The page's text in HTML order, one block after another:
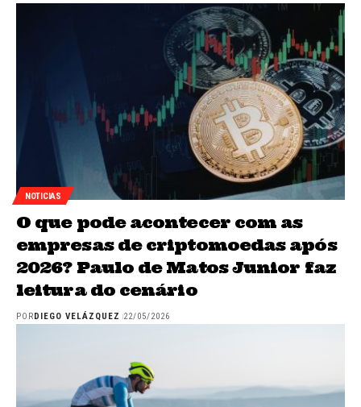
NOTICIAS
O que pode acontecer com as
empresas de criptomoedas após
2026? Paulo de Matos Junior faz
leitura do cenário
POR DIEGO VELÁZQUEZ 22/05/2026